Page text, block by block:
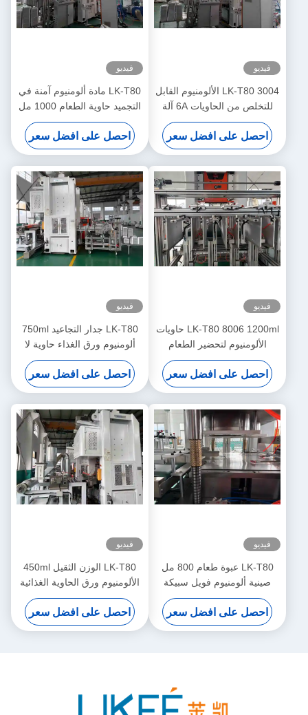
فيديو
LK-T80 3004 الألومنيوم القابل
للتخلص من الحاويات 6A آلة
صنع ورق
احصل على افضل سعر
فيديو
LK-T80 مادة ألومنيوم آمنة في
التجميد حاوية الطعام 1000 مل
آلة صنع صديقة للبيئة
احصل على افضل سعر
فيديو
LK-T80 8006 1200ml حاويات
الألومنيوم لتحضير الطعام
مستطيلة آلة صنع الطعام
المستخدمة مرة واحدة
احصل على افضل سعر
فيديو
LK-T80 جدار التجاعيد 750ml
ألومنيوم ورق الغذاء حاوية لا
تفتقر إلى اللون صنع آلة
احصل على افضل سعر
فيديو
LK-T80 عبوة طعام 800 مل
صينية ألومنيوم فويل سبيكة
8011 آلة صنع أطباق يمكن
التخلص منها
احصل على افضل سعر
فيديو
LK-T80 الوزن الثقيل 450ml
الألومنيوم ورق الحاوية الغذائية
العزل آلة صنع الشكل
المستديرة
احصل على افضل سعر